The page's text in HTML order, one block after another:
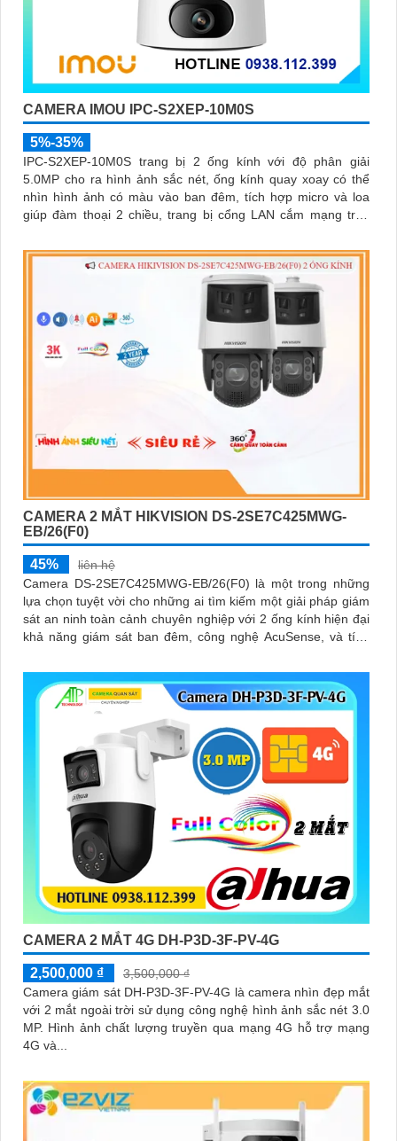
CAMERA IMOU IPC-S2XEP-10M0S
5%-35%
IPC-S2XEP-10M0S trang bị 2 ống kính với độ phân giải
5.0MP cho ra hình ảnh sắc nét, ống kính quay xoay có thể
nhìn hình ảnh có màu vào ban đêm, tích hợp micro và loa
giúp đàm thoại 2 chiều, trang bị cổng LAN cắm mạng trực
CAMERA 2 MẮT HIKVISION DS-2SE7C425MWG-
EB/26(F0)
45%
liên hệ
Camera DS-2SE7C425MWG-EB/26(F0) là một trong những
lựa chọn tuyệt vời cho những ai tìm kiếm một giải pháp giám
sát an ninh toàn cảnh chuyên nghiệp với 2 ống kính hiện đại
khả năng giám sát ban đêm, công nghệ AcuSense, và tính
CAMERA 2 MẮT 4G DH-P3D-3F-PV-4G
2,500,000 ₫
3,500,000 ₫
Camera giám sát DH-P3D-3F-PV-4G là camera nhìn đẹp mắt
với 2 mắt ngoài trời sử dụng công nghệ hình ảnh sắc nét 3.0
MP. Hình ảnh chất lượng truyền qua mạng 4G hỗ trợ mạng
4G và...